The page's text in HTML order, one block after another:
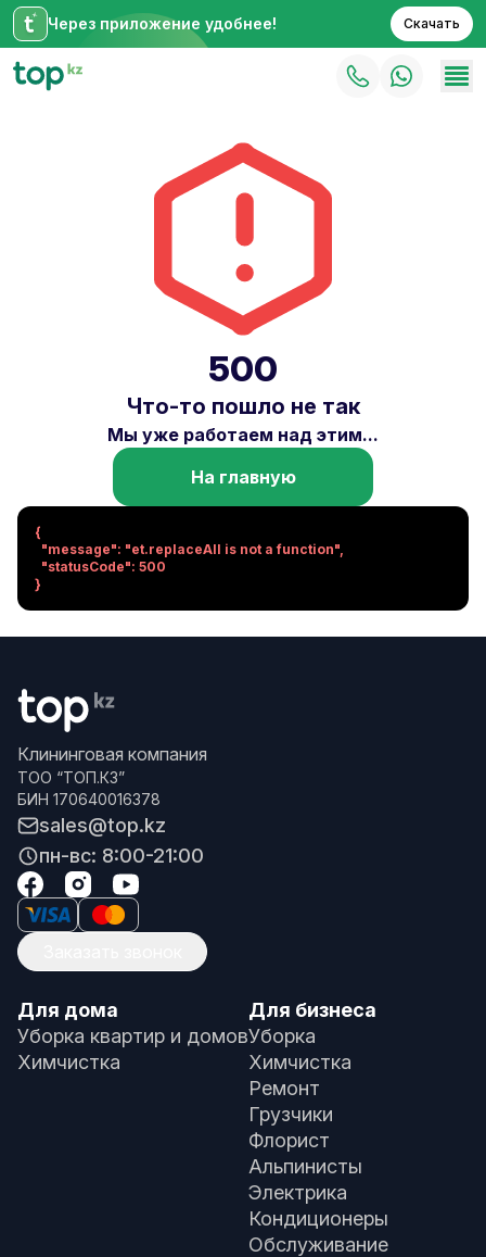
Через приложение удобнее! Скачать
500
Что-то пошло не так
Мы уже работаем над этим...
На главную
{
}
Клининговая компания
ТОО “ТОП.КЗ”
БИН 170640016378
sales@top.kz
пн-вс: 8:00-21:00
Для дома
Уборка квартир и домов
Химчистка
Для бизнеса
Уборка
Химчистка
Ремонт
Грузчики
Флорист
Альпинисты
Электрика
Кондиционеры
Обслуживание